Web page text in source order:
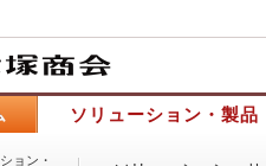
ソリューション・製品
ョン・